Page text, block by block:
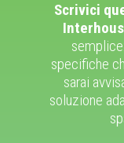
Scrivici
specifiche
sarai
soluzione